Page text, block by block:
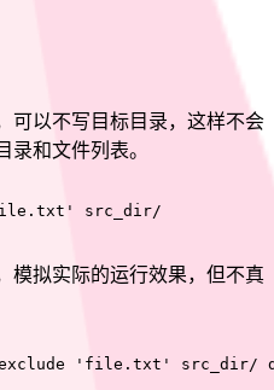
可以不写目标目录，这样不会
录和文件列表。
src_dir/
模拟实际的运行效果，但不真
'file.txt' src_dir/